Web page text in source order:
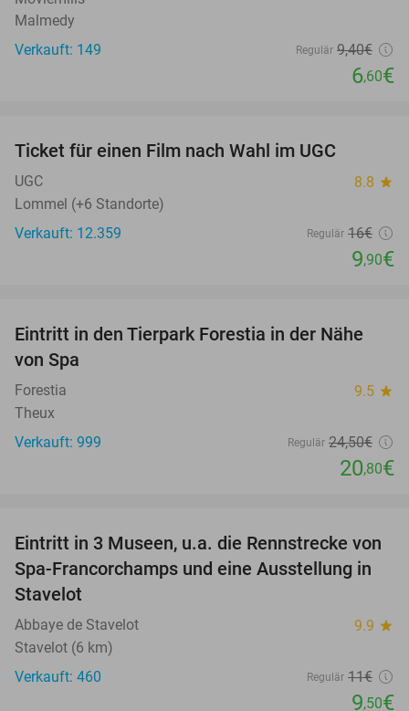
Malmedy
Verkauft: 149
Regulär 9,40€
6,60€
Ticket für einen Film nach Wahl im UGC
UGC 8.8 star
Lommel (+6 Standorte)
Verkauft: 12.359
Regulär 16€
9,90€
15%
Eintritt in den Tierpark Forestia in der Nähe
von Spa
Forestia 9.5 star
Theux
Verkauft: 999
Regulär 24,50€
20,80€
14%
Eintritt in 3 Museen, u.a. die Rennstrecke von
Spa-Francorchamps und eine Ausstellung in
Stavelot
Abbaye de Stavelot 9.9 star
Stavelot (6 km)
Verkauft: 460
Regulär 11€
9,50€